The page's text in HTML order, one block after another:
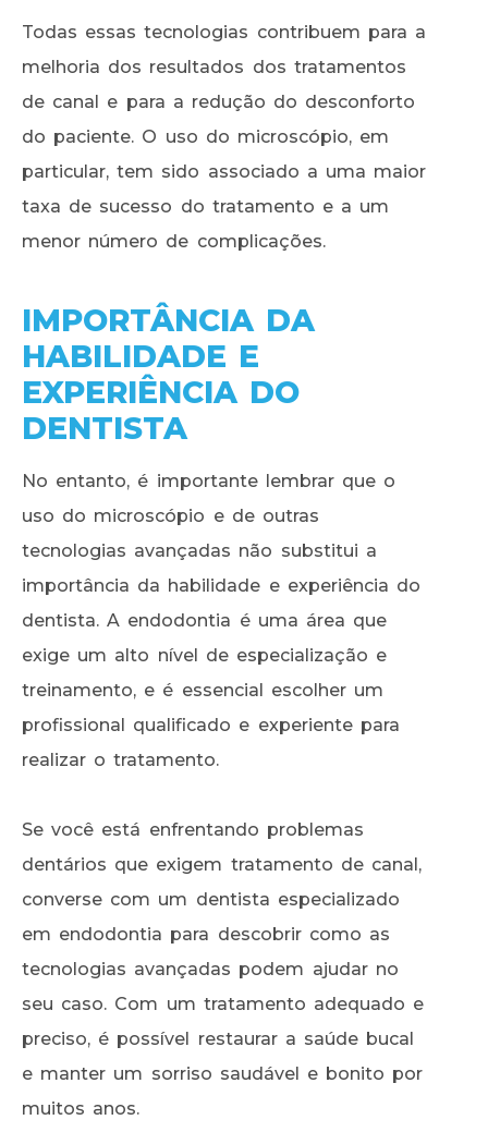
Todas essas tecnologias contribuem para a
melhoria dos resultados dos tratamentos
de canal e para a redução do desconforto
do paciente. O uso do microscópio, em
particular, tem sido associado a uma maior
taxa de sucesso do tratamento e a um
menor número de complicações.
IMPORTÂNCIA DA
HABILIDADE E
EXPERIÊNCIA DO
DENTISTA
No entanto, é importante lembrar que o
uso do microscópio e de outras
tecnologias avançadas não substitui a
importância da habilidade e experiência do
dentista. A endodontia é uma área que
exige um alto nível de especialização e
treinamento, e é essencial escolher um
profissional qualificado e experiente para
realizar o tratamento.
Se você está enfrentando problemas
dentários que exigem tratamento de canal,
converse com um dentista especializado
em endodontia para descobrir como as
tecnologias avançadas podem ajudar no
seu caso. Com um tratamento adequado e
preciso, é possível restaurar a saúde bucal
e manter um sorriso saudável e bonito por
muitos anos.